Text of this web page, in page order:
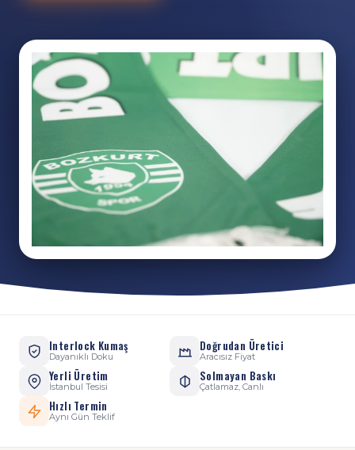
Interlock Kumaş
Dayanıklı Doku
Doğrudan Üretici
Aracısız Fiyat
Yerli Üretim
İstanbul Tesisi
Solmayan Baskı
Çatlamaz, Canlı
Hızlı Termin
Aynı Gün Teklif